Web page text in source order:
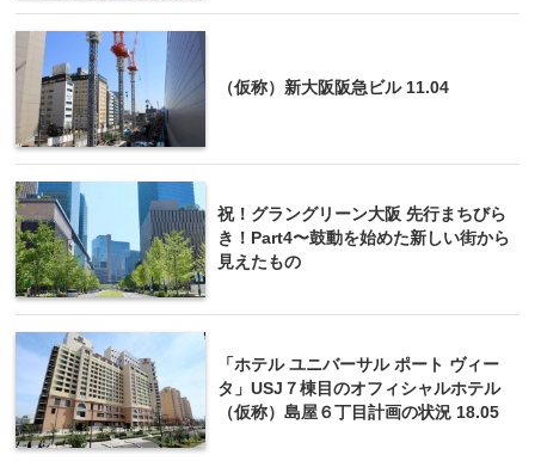
（仮称）新大阪阪急ビル 11.04
祝！グラングリーン大阪 先行まちびら
き！Part4〜鼓動を始めた新しい街から
見えたもの
「ホテル ユニバーサル ポート ヴィー
タ」USJ７棟目のオフィシャルホテル
（仮称）島屋６丁目計画の状況 18.05